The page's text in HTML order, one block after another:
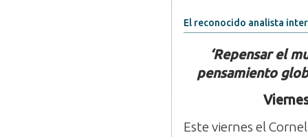
El reconocido analista
‘Repensar el
pensamiento
Este viernes el